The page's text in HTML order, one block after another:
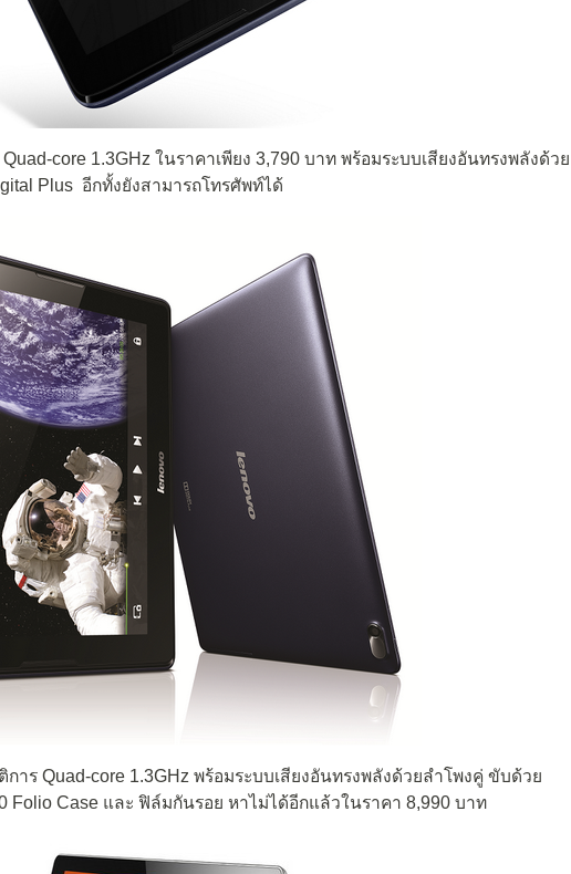
core 1.3GHz ในราคาเพียง 3,790 บาท พร้อมระบบเสียงอันทรงพลังด้วย
Plus อีกทั้งยังสามารถโทรศัพท์ได้
าร Quad-core 1.3GHz พร้อมระบบเสียงอันทรงพลังด้วยลำโพงคู่ ขับด้วย
Folio Case และ ฟิล์มกันรอย หาไม่ได้อีกแล้วในราคา 8,990 บาท